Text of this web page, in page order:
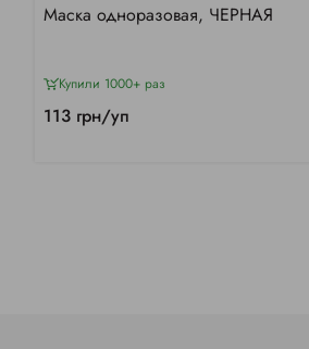
Маска одноразовая, ЧЕРНАЯ
Купили 1000+ раз
113 грн/уп